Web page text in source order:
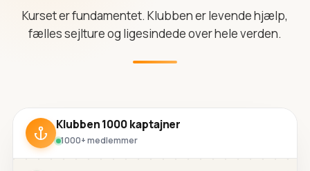
Kurset er fundamentet. Klubben er levende hjælp,
fælles sejlture og ligesindede over hele verden.
Klubben 1000 kaptajner
1000+ medlemmer